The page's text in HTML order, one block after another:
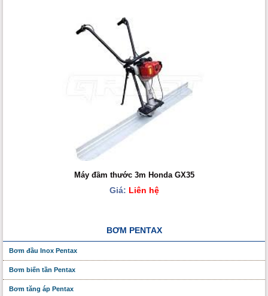
Máy đầm thước 3m Honda GX35
Giá: Liên hệ
BƠM PENTAX
Bơm đầu Inox Pentax
Bơm biến tần Pentax
Bơm tăng áp Pentax